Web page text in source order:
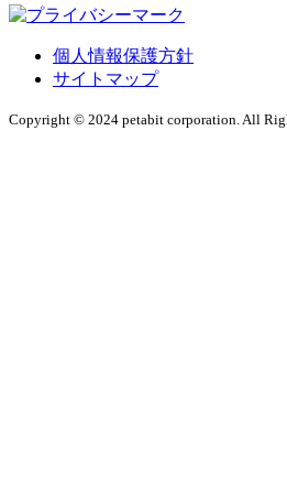
個人情報保護方針
サイトマップ
Copyright © 2024 petabit corporation. All